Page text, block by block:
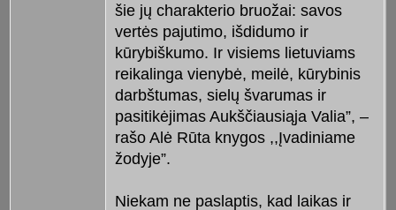
šie jų charakterio bruožai: savos
vertės pajutimo, išdidumo ir
kūrybiškumo. Ir visiems lietuviams
reikalinga vienybė, meilė, kūrybinis
darbštumas, sielų švarumas ir
pasitikėjimas Aukščiausiąja Valia”, –
rašo Alė Rūta knygos ,,Įvadiniame
žodyje”.
Niekam ne paslaptis, kad laikas ir